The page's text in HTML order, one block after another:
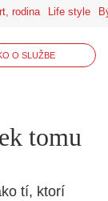
rodina Life style
O SLUŽBE
tomu
tí, ktorí